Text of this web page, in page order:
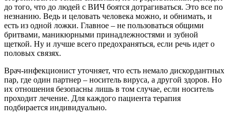
до того, что до людей с ВИЧ боятся дотрагиваться. Это все по
незнанию. Ведь и целовать человека можно, и обнимать, и
есть из одной ложки. Главное – не пользоваться общими
бритвами, маникюрными принадлежностями и зубной
щеткой. Ну и лучше всего предохраняться, если речь идет о
половых связях.
Врач-инфекционист уточняет, что есть немало дискордантных
пар, где один партнер – носитель вируса, а другой здоров. Но
их отношения безопасны лишь в том случае, если носитель
проходит лечение. Для каждого пациента терапия
подбирается индивидуально.